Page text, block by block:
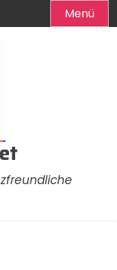
Menü